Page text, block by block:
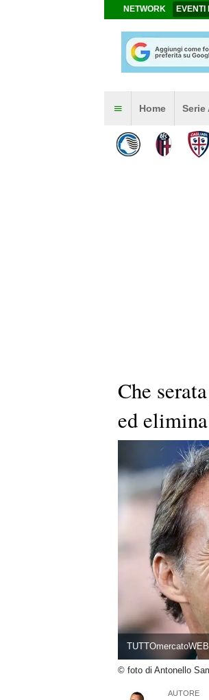
NETWORK EVENTI
Home Serie
Che
ed
TUTTOmercatoWEB
© foto di Antonello
AUTORE